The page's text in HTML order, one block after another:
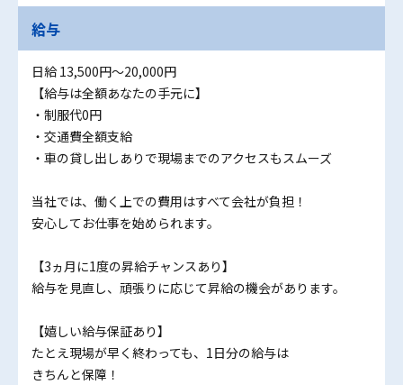
給与
日給 13,500円〜20,000円
【給与は全額あなたの手元に】
・制服代0円
・交通費全額支給
・車の貸し出しありで現場までのアクセスもスムーズ
当社では、働く上での費用はすべて会社が負担！
安心してお仕事を始められます。
【3ヵ月に1度の昇給チャンスあり】
給与を見直し、頑張りに応じて昇給の機会があります。
【嬉しい給与保証あり】
たとえ現場が早く終わっても、1日分の給与は
きちんと保障！